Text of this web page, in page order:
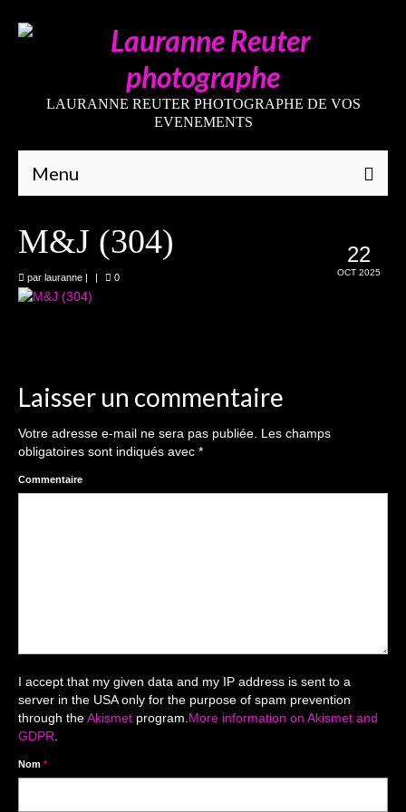
LAURANNE REUTER PHOTOGRAPHE DE VOS
EVENEMENTS
Menu
Mariages
The smash cake: 1 an / 2
Séance Noël
Enfants
Reportages / Nature morte
Galeries Privées
séance du 25.04.26
22
OCT 2025
M&J (304)
par lauranne | | 0
Laisser un commentaire
Votre adresse e-mail ne sera pas publiée. Les champs
obligatoires sont indiqués avec *
Commentaire
I accept that my given data and my IP address is sent to a
server in the USA only for the purpose of spam prevention
through theAkismet program.More information on Akismet and
GDPR.
Nom *